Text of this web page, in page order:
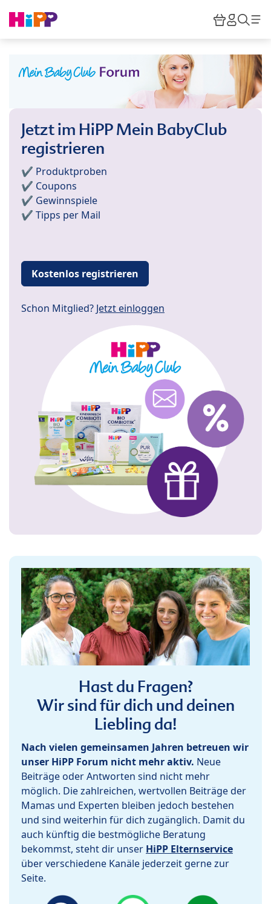
HiPP
Jetzt im HiPP Mein BabyClub
registrieren
✔️ Produktproben
✔️ Coupons
✔️ Gewinnspiele
✔️ Tipps per Mail
Kostenlos registrieren
Schon Mitglied? Jetzt einloggen
Hast du Fragen?
Wir sind für dich und deinen
Liebling da!
Nach vielen gemeinsamen Jahren betreuen wir
unser HiPP Forum nicht mehr aktiv. Neue
Beiträge oder Antworten sind nicht mehr
möglich. Die zahlreichen, wertvollen Beiträge der
Mamas und Experten bleiben jedoch bestehen
und sind weiterhin für dich zugänglich. Damit du
auch künftig die bestmögliche Beratung
bekommst, steht dir unser HiPP Elternservice
über verschiedene Kanäle jederzeit gerne zur
Seite.